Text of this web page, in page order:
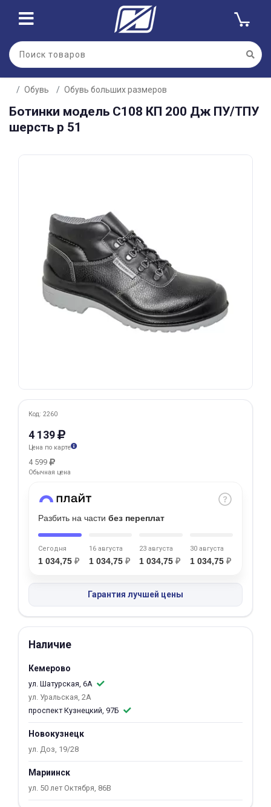
Обувь Обувь больших размеров
Ботинки модель С108 КП 200 Дж ПУ/ТПУ
шерсть р 51
Код: 2260
4 139
Цена по карте
4 599
Обычная цена
Разбить на части без переплат
Сегодня
1 034,75 ₽
16 августа
1 034,75 ₽
23 августа
1 034,75 ₽
30 августа
1 034,75 ₽
Гарантия лучшей цены
Наличие
Кемерово
ул. Шатурская, 6А
ул. Уральская, 2А
проспект Кузнецкий, 97Б
Новокузнецк
ул. Доз, 19/28
Мариинск
ул. 50 лет Октября, 86В
Для клиентов всех банков
Разбейте
оплатуна части
без переплат
Сегодня
Добавляйте товары
в корзину
Получайте товар
выбранный способом
Оставшиеся
списываться
Подробнее
об оплате Плайтом
25
недели
Остались вопросы?